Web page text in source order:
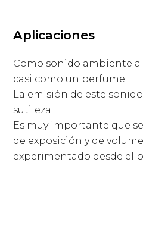
Aplicaciones
Como sonido ambiente a
casi como un perfume.
La emisión de este
sutileza.
Es muy importante que
de exposición y de
experimentado desde el